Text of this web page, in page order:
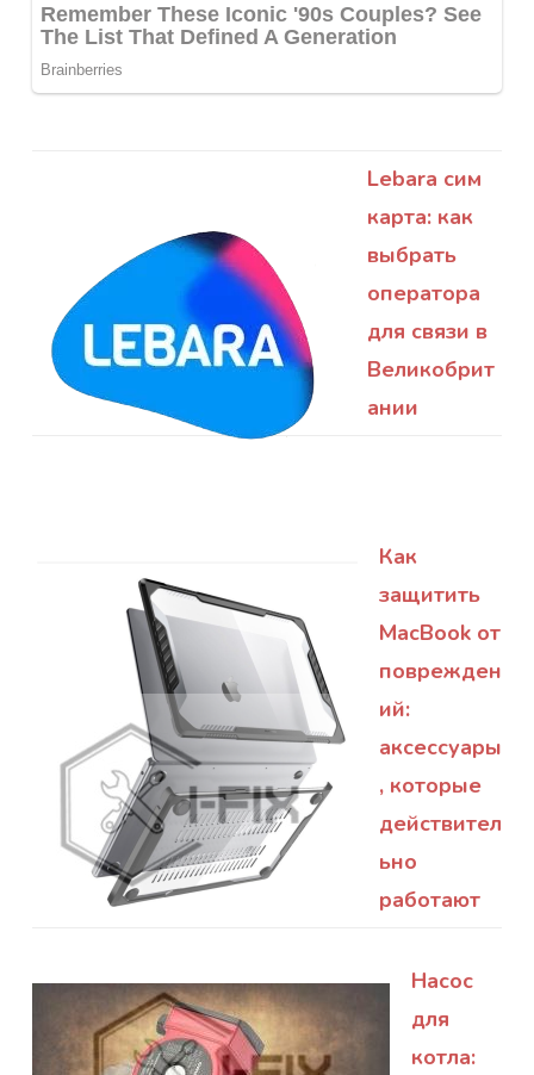
Lebara сим
карта: как
выбрать
оператора
для связи в
Великобрит
ании
Как
защитить
MacBook от
поврежден
ий:
аксессуары
, которые
действител
ьно
работают
Насос
для
котла: